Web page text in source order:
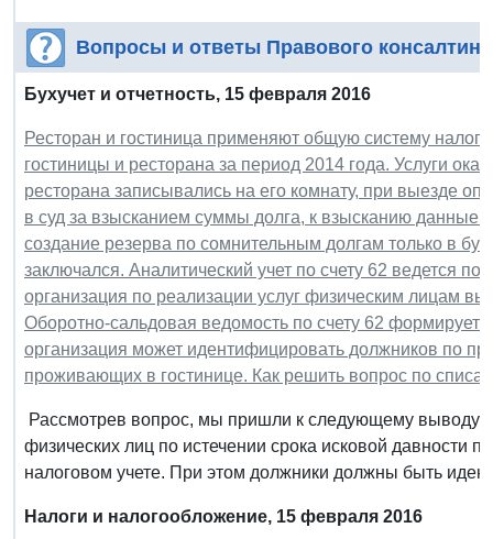
Вопросы и ответы Правового
Бухучет и отчетность, 15 февраля 2016
Ресторан и гостиница применяют общую систему
гостиницы и ресторана за период 2014 года. Услуги
ресторана записывались на его комнату, при выезде
в суд за взысканием суммы долга, к взысканию данные
создание резерва по сомнительным долгам только в
заключался. Аналитический учет по счету 62 ведется
организация по реализации услуг физическим лицам
Оборотно-сальдовая ведомость по счету 62
организация может идентифицировать должников по
проживающих в гостинице. Как решить вопрос по
Рассмотрев вопрос, мы пришли к следующему выводу:
физических лиц по истечении срока исковой давности
налоговом учете. При этом должники должны быть
Налоги и налогообложение, 15 февраля 2016